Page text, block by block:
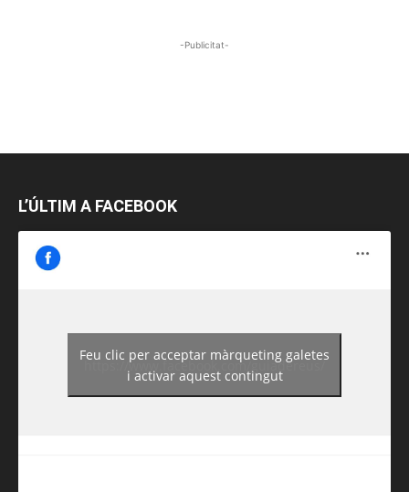
-Publicitat-
L’ÚLTIM A FACEBOOK
https://www.facebook.com/guiadereus/
Feu clic per acceptar màrqueting galetes
i activar aquest contingut